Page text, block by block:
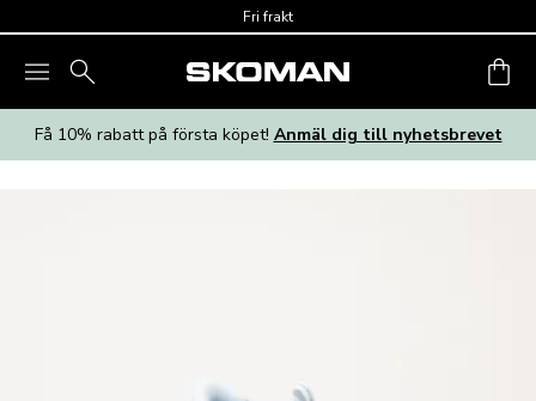
Fri frakt
Få 10% rabatt på första köpet! Anmäl dig till nyhetsbrevet